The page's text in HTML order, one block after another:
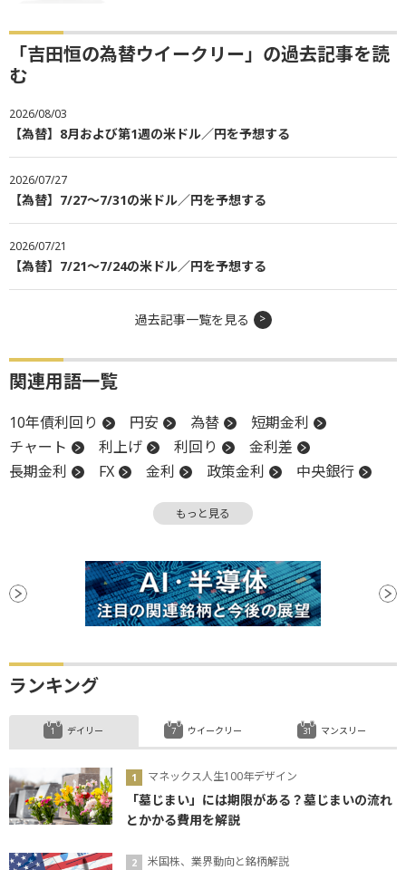
「吉田恒の為替ウイークリー」の過去記事を読
む
2026/08/03
【為替】8月および第1週の米ドル／円を予想する
2026/07/27
【為替】7/27～7/31の米ドル／円を予想する
2026/07/21
【為替】7/21～7/24の米ドル／円を予想する
過去記事一覧を見る
関連用語一覧
10年債利回り 円安 為替
短期金利
チャート
利上げ 利回り
金利差
長期金利
FX 金利 政策金利
中央銀行
材料 消費者物価指数
もっと見る
ランキング
デイリー
マネックス人生100年デザイン
「墓じまい」には期限がある？墓じまいの流れ
とかかる費用を解説
米国株、業界動向と銘柄解説
ウイークリー マンスリー